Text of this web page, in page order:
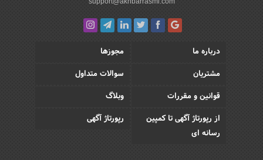
درباره ما
مجوزها
مشتریان
سوالات متداول
قوانین و مقررات
وبلاگ
از رپورتاژ آگهی تا کمپین
رسانه ای
رپورتاژ آگهی